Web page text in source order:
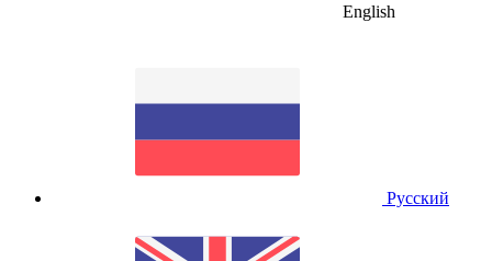
English
Русский